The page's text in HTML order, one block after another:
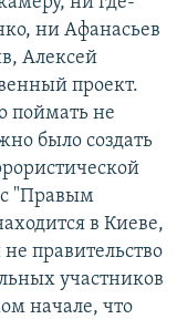
ни Афанасьев
Алексей
проект.
поймать не
было создать
с "Правым
в Киеве,
правительство
участников
начале, что